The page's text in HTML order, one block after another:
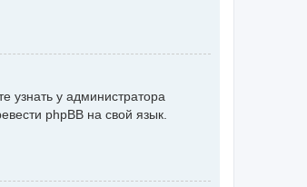
узнать у администратора
phpBB на свой язык.